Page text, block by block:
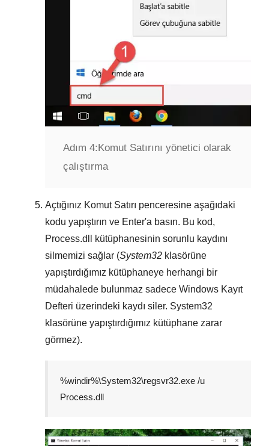
Adım 4:Komut Satırını yönetici olarak
çalıştırma
Açtığınız Komut Satırı penceresine aşağıdaki
kodu yapıştırın ve Enter'a basın. Bu kod,
Process.dll
kütüphanesinin sorunlu kaydını
silmemizi sağlar (System32 klasörüne
yapıştırdığımız kütüphaneye herhangi bir
müdahalede bulunmaz sadece Windows Kayıt
Defteri üzerindeki kaydı siler. System32
klasörüne yapıştırdığımız kütüphane zarar
görmez).
%windir%\System32\regsvr32.exe /u
Process.dll